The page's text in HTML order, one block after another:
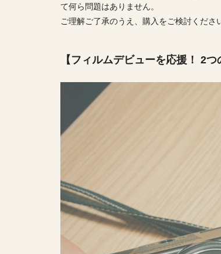
て何ら問題はありません。
ご理解ご了承のうえ、購入をご検討くださ
【フィルムデビューを応援！ 2つ